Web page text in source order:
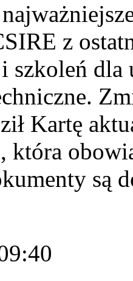
z
szkoleń
Kartę
która
są